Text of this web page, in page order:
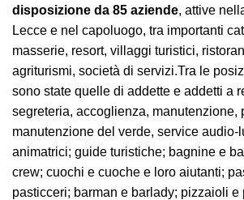
disposizione da 85 aziende, attive
Lecce e nel capoluogo, tra importanti
masserie, resort, villaggi turistici,
agriturismi, società di servizi.Tra le
sono state quelle di addette e addetti a
segreteria, accoglienza, manutenzione,
manutenzione del verde, service audio-
animatrici; guide turistiche; bagnine e
crew; cuochi e cuoche e loro aiutanti;
pasticceri; barman e barlady; pizzaioli e